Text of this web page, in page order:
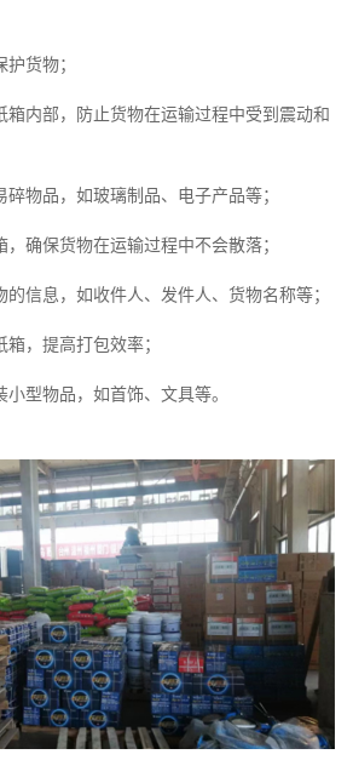
货物；
箱内部，防止货物在运输过程中受到震动和
物品，如玻璃制品、电子产品等；
确保货物在运输过程中不会散落；
信息，如收件人、发件人、货物名称等；
，提高打包效率；
型物品，如首饰、文具等。